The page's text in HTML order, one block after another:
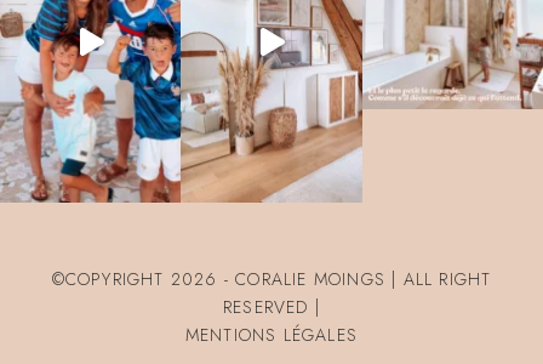
©COPYRIGHT 2026 - CORALIE MOINGS | ALL RIGHT
RESERVED |
MENTIONS LÉGALES